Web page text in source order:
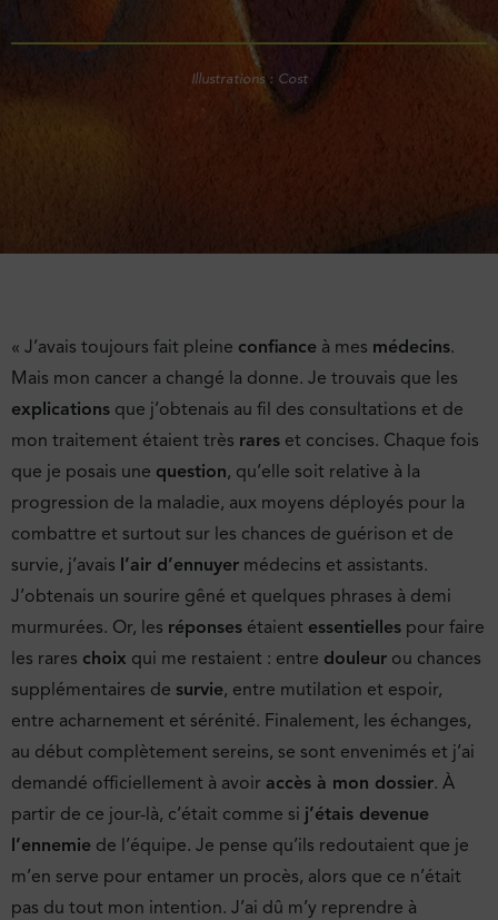
Illustrations : Cost
« J’avais toujours fait pleine confiance à mes médecins.
Mais mon cancer a changé la donne. Je trouvais que les
explications que j’obtenais au fil des consultations et de
mon traitement étaient très rares et concises. Chaque fois
que je posais une question, qu’elle soit relative à la
progression de la maladie, aux moyens déployés pour la
combattre et surtout sur les chances de guérison et de
survie, j’avais l’air d’ennuyer médecins et assistants.
J’obtenais un sourire gêné et quelques phrases à demi
murmurées. Or, les réponses étaient essentielles pour faire
les rares choix qui me restaient : entre douleur ou chances
supplémentaires de survie, entre mutilation et espoir,
entre acharnement et sérénité. Finalement, les échanges,
au début complètement sereins, se sont envenimés et j’ai
demandé officiellement à avoir accès à mon dossier. À
partir de ce jour-là, c’était comme si j’étais devenue
l’ennemie de l’équipe. Je pense qu’ils redoutaient que je
m’en serve pour entamer un procès, alors que ce n’était
pas du tout mon intention. J’ai dû m’y reprendre à